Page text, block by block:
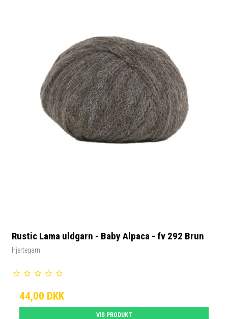
Rustic Lama uldgarn - Baby Alpaca - fv 292 Brun
Hjertegarn
44,00 DKK
VIS PRODUKT